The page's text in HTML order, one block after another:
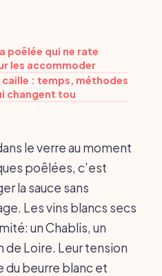
poêlée qui ne rate
les accommoder
: temps, méthodes
changent tou
le verre au moment
poêlées, c’est
la sauce sans
Les vins blancs secs
un Chablis, un
de Loire. Leur tension
du beurre blanc et